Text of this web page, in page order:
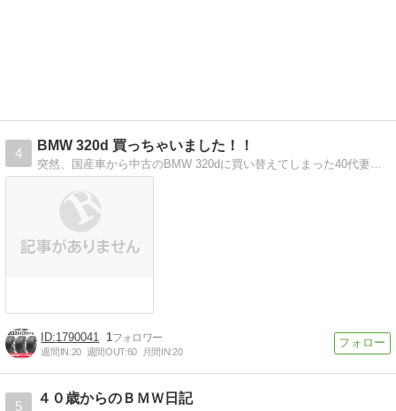
4
BMW 320d 買っちゃいました！！
突然、国産車から中古のBMW 320dに買い替えてしまった40代妻子持ちによる車のレビューや生活の変化の記録など。
1790041 1
週間IN:20 週間OUT:60 月間IN:20
5
４０歳からのＢＭＷ日記